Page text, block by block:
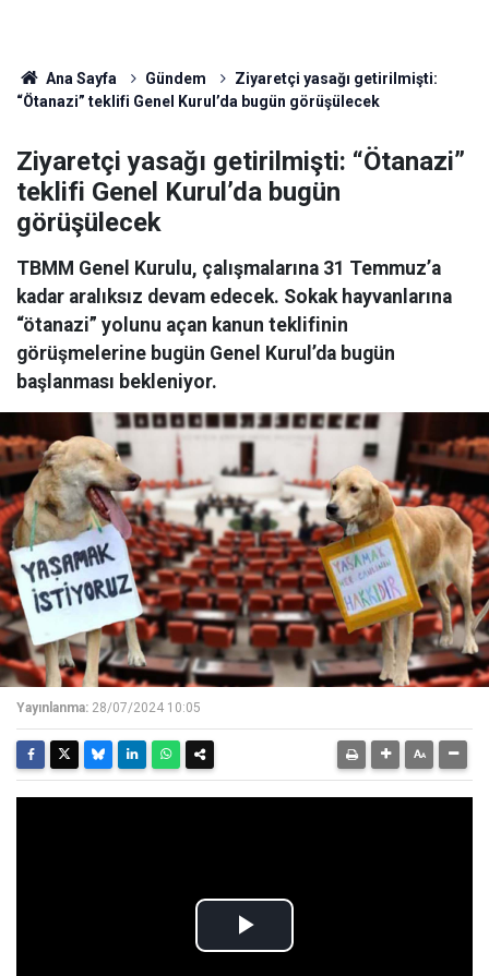
Ana Sayfa Gündem
Ziyaretçi yasağı getirilmişti:
“Ötanazi” teklifi Genel Kurul’da bugün görüşülecek
Ziyaretçi yasağı getirilmişti: “Ötanazi”
teklifi Genel Kurul’da bugün
görüşülecek
TBMM Genel Kurulu, çalışmalarına 31 Temmuz’a
kadar aralıksız devam edecek. Sokak hayvanlarına
“ötanazi” yolunu açan kanun teklifinin
görüşmelerine bugün Genel Kurul’da bugün
başlanması bekleniyor.
Yayınlanma: 28/07/2024 10:05